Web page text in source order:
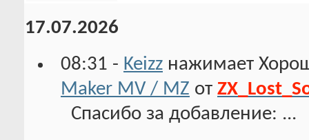
17.07.2026
08:31 - Keizz нажимает
Maker MV / MZ от
Спасибо за добавление: ...